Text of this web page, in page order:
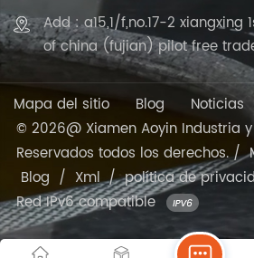
Add : a15,1/f,no.17-2 xiangxing
of china (fujian) pilot free
Mapa del sitio Blog
Noticias
© 2026@ Xiamen Aoyin Industria
Reservados todos los derechos. /
Blog / Xml/política de
Red IPv6 compatible